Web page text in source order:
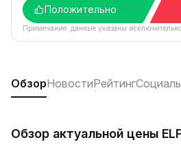
Положительно
Примечание: данные указаны исключительно
ОбзорНовостиРейтинг
Обзор актуальной цены